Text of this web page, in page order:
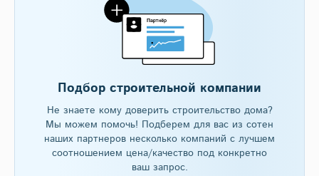
Подбор строительной компании
Не знаете кому доверить строительство дома?
Мы можем помочь! Подберем для вас из сотен
наших партнеров несколько компаний с лучшем
соотношением цена/качество под конкретно
ваш запрос.